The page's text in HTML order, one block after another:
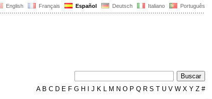
English Français Español Deutsch Italiano Português
AB C D E F G H J K L M N O P Q R S T U V W X Y Z #